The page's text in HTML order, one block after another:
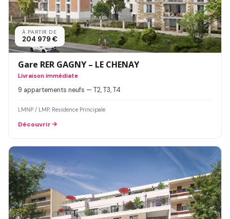
À PARTIR DE
204 979 €
Gare RER GAGNY – LE CHENAY
Livraison immédiate
9 appartements neufs — T2, T3, T4
LMNP / LMP, Residence Principale
Découvrir